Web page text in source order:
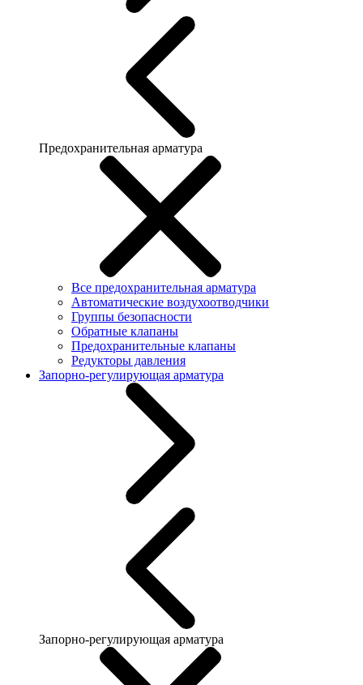
Предохранительная арматура
Все предохранительная арматура
Автоматические воздухоотводчики
Группы безопасности
Обратные клапаны
Предохранительные клапаны
Редукторы давления
Запорно-регулирующая арматура
Запорно-регулирующая арматура